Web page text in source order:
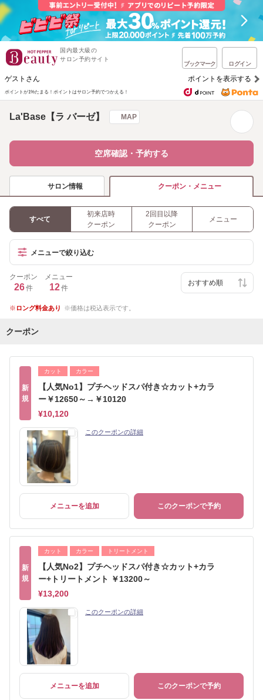
国内最大級の
サロン予約サイト
ブックマーク ログイン
ゲストさん ポイントを表示する
ポイントが1%たまる！ ポイントはサロン予約でつかえる！
La'Base【ラ バーゼ】 MAP
空席確認・予約する
サロン情報 クーポン・メニュー
すべて
初来店時
クーポン
2回目以降
クーポン
メニュー
メニューで絞り込む
クーポン
26件
メニュー
12件
ロング料金あり 価格は税込表示です。
クーポン
新
規
カット カラー
【人気No1】プチヘッドスパ付き☆カット+カラ
ー￥12650～→￥10120
¥10,120
このクーポンの詳細
メニューを追加 このクーポンで予約
新
規
カット カラー トリートメント
【人気No2】プチヘッドスパ付き☆カット+カラ
ー+トリートメント ￥13200～
¥13,200
このクーポンの詳細
メニューを追加 このクーポンで予約